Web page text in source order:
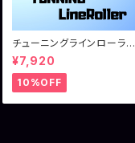
チューニングラインローラ
ー シマノ用
¥7,920
10%OFF